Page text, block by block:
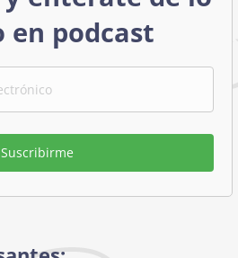
en podcast
Suscribirme